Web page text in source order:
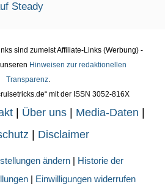
sind zumeist Affiliate-Links (Werbung) -
Hinweisen zur redaktionellen
Transparenz.
mit der ISSN 3052-816X
| Über uns| Media-Daten
| Disclaimer
ändern| Historie der
| Einwilligungen widerrufen